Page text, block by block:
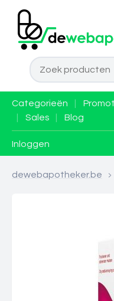
Categorieën
Sales Blog
Inloggen
dewebapotheker.be >